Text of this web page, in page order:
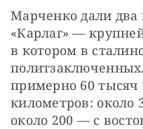
Марченко дали два
«Карлаг» —
в котором в
примерно 60 тысяч
километров: около
около 200 — с